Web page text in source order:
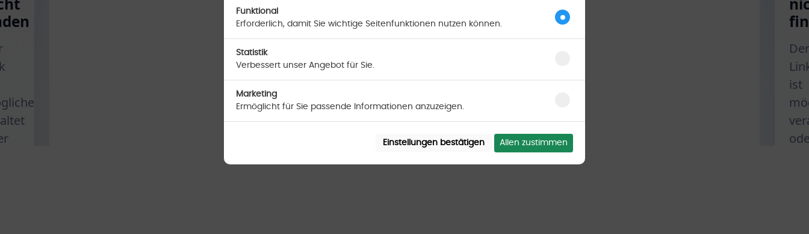
Funktional
Erforderlich, damit Sie wichtige Seitenfunktionen nutzen können.
Statistik
Verbessert unser Angebot für Sie.
Marketing
Ermöglicht für Sie passende Informationen anzuzeigen.
Einstellungen bestätigen Allen zustimmen